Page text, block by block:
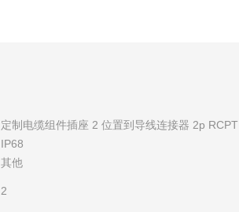
定制电缆组件插座 2 位置到导线连接器 2p RCPT
IP68
其他
2